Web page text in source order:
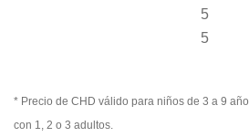
5
5
* Precio de CHD válido para niños de 3 a 9
con 1, 2 o 3 adultos.